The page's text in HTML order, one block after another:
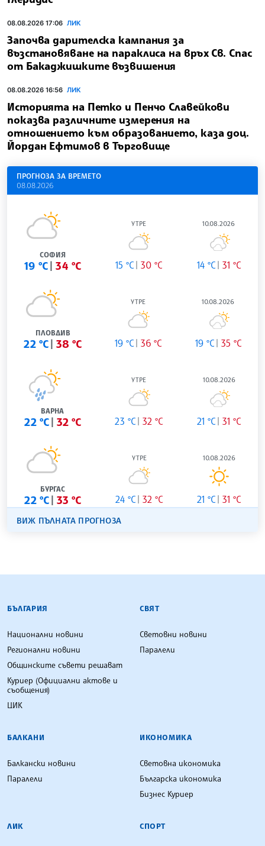
08.08.2026 17:06 ЛИК
Започва дарителска кампания за
възстановяване на параклиса на връх Св. Спас
от Бакаджишките възвишения
08.08.2026 16:56 ЛИК
Историята на Петко и Пенчо Славейкови
показва различните измерения на
отношението към образованието, каза доц.
Йордан Ефтимов в Търговище
ПРОГНОЗА ЗА ВРЕМЕТО
08.08.2026
СОФИЯ
19 °C 34 °C
УТРЕ
15 °C 30 °C
10.08.2026
14 °C 31 °C
ПЛОВДИВ
22 °C 38 °C
УТРЕ
19 °C 36 °C
10.08.2026
19 °C 35 °C
ВАРНА
22 °C 32 °C
УТРЕ
23 °C 32 °C
10.08.2026
21 °C 31 °C
БУРГАС
22 °C 33 °C
УТРЕ
24 °C 32 °C
10.08.2026
21 °C 31 °C
ВИЖ ПЪЛНАТА ПРОГНОЗА
БЪЛГАРСКА ТЕЛЕГРАФНА АГЕНЦИЯ
БЪЛГАРИЯ
Национални новини
Регионални новини
Общинските съвети решават
Куриер (Официални актове и
съобщения)
ЦИК
СВЯТ
Световни новини
Паралели
БАЛКАНИ
Балкански новини
Паралели
ИКОНОМИКА
Световна икономика
Българска икономика
Бизнес Куриер
ЛИК СПОРТ